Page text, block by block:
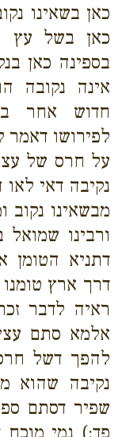
כאן בשאינו
כאן בשל עץ
בספינה כאן
אינה נקובה
חדוש אחר
לפירושו דאמר
על חרס של
נקיבה דאי
מבשאינו
ורבינו
דתניא
דרך ארץ
ראיה לדבר
אלמא סתם
להפך דשל
נקיבה שהוא
שפיר דסתם